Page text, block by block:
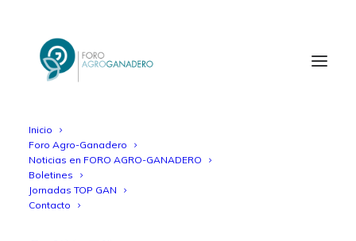
Inicio
Foro Agro-Ganadero
Noticias en FORO AGRO-GANADERO
Boletines
Jornadas TOP GAN
Contacto